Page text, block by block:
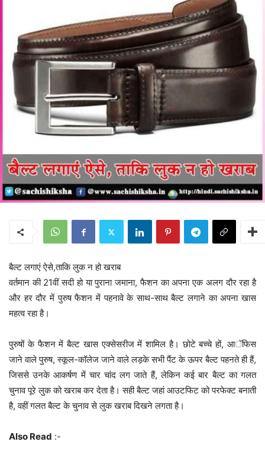
बैल्ट लगाएं ऐसे,ताकि लुक न हो खराब
वर्तमान की 21वीं सदी हो या पुराना जमाना, फैशन का अपना एक अलग दौर रहा है
और हर दौर में पुरुष फैशन में पहनावे के साथ-साथ बैल्ट लगाने का अपना खास
महत्व रहा है।
पुरुषों के फैशन में बैल्ट खास एक्सेसरीज में शामिल है। छोटे बच्चे हों, आॅफिस
जाने वाले पुरुष, स्कूल-कॉलेज जाने वाले लड़के सभी पैंट के ऊपर बैल्ट पहनते ही हैं,
जिससे उनके आकर्षण में चार चांद लग जाते हैं, लेकिन कई बार बैल्ट का गलत
चुनाव पूरे लुक को खराब कर देता है। सही बैल्ट जहां आउटफिट को परफेक्ट बनाती
है, वहीं गलत बैल्ट के चुनाव से लुक खराब दिखने लगता है।
Also Read :-